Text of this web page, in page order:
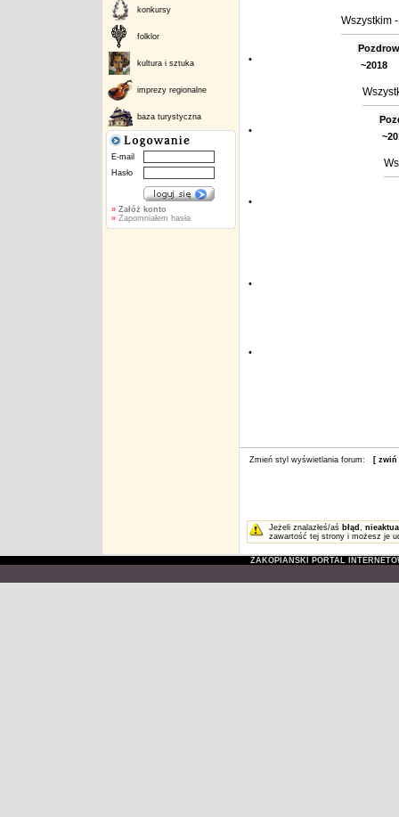
konkursy
folklor
kultura i sztuka
imprezy regionalne
baza turystyczna
E-mail
Hasło
» Załóż konto
»Zapomniałem hasła
Wszystkim
•
~2018
•
•
•
•
Zmień styl wyświetlania forum: [ zwiń
Jeżeli znalazłeś/aś błąd ,
zawartość tej strony i możesz je
ZAKOPIAŃSKI PORTAL